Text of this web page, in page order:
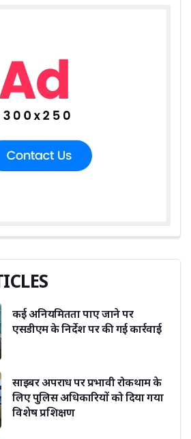
कई अनियमितता पाए जाने पर
एसडीएम के निर्देश पर की गई कार्रवाई
साइबर अपराध पर प्रभावी रोकथाम के
लिए पुलिस अधिकारियों को दिया गया
विशेष प्रशिक्षण